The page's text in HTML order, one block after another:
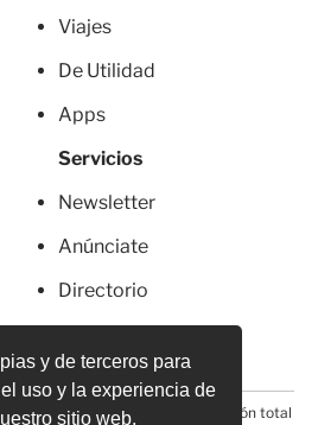
y de terceros para
uso y la experiencia de
sitio web.
Viajes
De Utilidad
Apps
Servicios
Newsletter
Anúnciate
Directorio
Prohibida la reproducción total